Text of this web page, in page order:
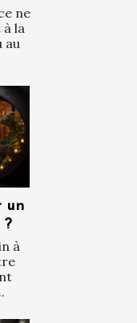
ne
la
au
un
?
à